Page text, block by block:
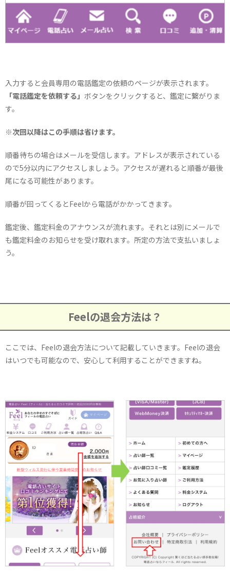
入力すると会員専用の電話鑑定の依頼のページが表示されます。
「電話鑑定を依頼する」 ボタンをクリックすると、鑑定に繋がりま
す。
※次回以降はこの手順は省けます。
順番待ちの場合はメールを受信します。アドレスが表示されている
ので5分以内にアクセスしましょう。アクセスが遅れると順番が最後
尾になる可能性があります。
順番が回ってくるとFeelから電話がかかってきます。
鑑定後、鑑定料金のアナウンスが流れます。それとは別にメールで
も鑑定料金のお知らせを受け取れます。所定の方法で支払いましょ
う。
Feelの退会方法は？
ここでは、Feelの退会方法について記載していきます。Feelの退会
はいつでも可能なので、安心して利用することができますね。